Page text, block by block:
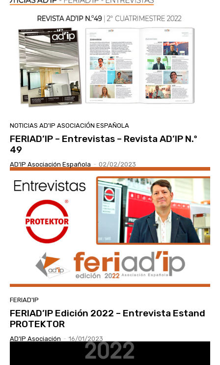
NOTICIAS AD'IP ASOCIACIÓN ESPAÑOLA
FERIAD’IP – Entrevistas – Revista AD’IP N.º
49
AD'IP Asociación Española - 02/02/2023
FERIAD'IP
FERIAD’IP Edición 2022 – Entrevista Estand
PROTEKTOR
AD'IP Asociación - 16/01/2023